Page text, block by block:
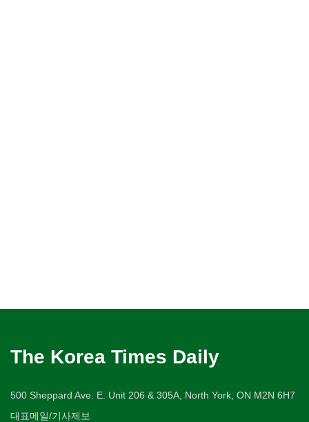
The Korea Times Daily
500 Sheppard Ave. E. Unit 206 & 305A, North York, ON M2N 6H7
대표메일/기사제보